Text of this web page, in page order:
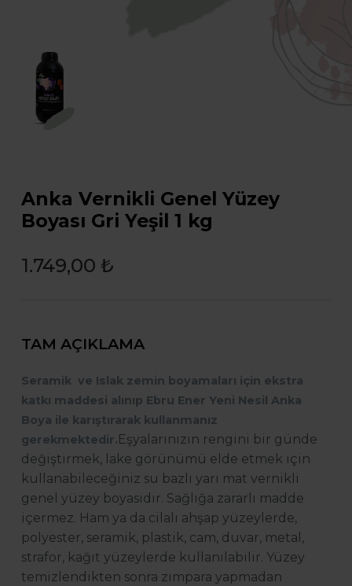
Anka Vernikli Genel Yüzey
Boyası Gri Yeşil 1 kg
1.749,00 ₺
TAM AÇIKLAMA
Seramik ve Islak zemin boyamaları için ekstra
katkı maddesi alınıp Ebru Ener Yeni Nesil Anka
Boya ile karıştırarak kullanmanız
gerekmektedir.Eşyalarınızın rengini bir günde
değiştirmek, lake görünümü elde etmek için
kullanabileceğiniz su bazlı yarı mat vernikli
genel yüzey boyasıdır. Sağlığa zararlı madde
içermez. Ham ya da cilalı ahşap yüzeylerde,
polyester, seramik, plastik, cam, duvar, metal,
strafor, kağıt yüzeylerde kullanılabilir. Yüzey
temizlendikten sonra zımpara yapmadan